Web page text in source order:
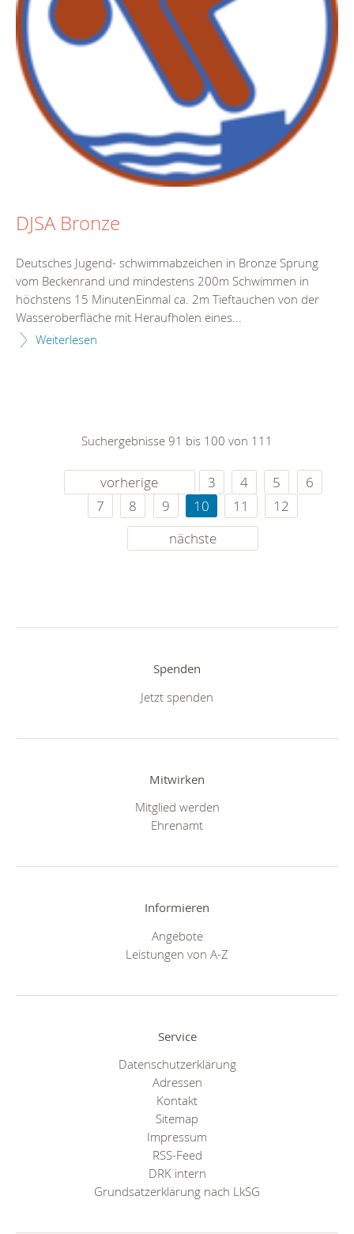
DJSA Bronze
Deutsches Jugend- schwimmabzeichen in Bronze Sprung
vom Beckenrand und mindestens 200m Schwimmen in
höchstens 15 MinutenEinmal ca. 2m Tieftauchen von der
Wasseroberfläche mit Heraufholen eines...
Weiterlesen
Suchergebnisse 91 bis 100 von 111
vorherige 3 4 5
6
7
8 9 10 11
12
nächste
Spenden
Jetzt spenden
Mitwirken
Mitglied werden
Ehrenamt
Informieren
Angebote
Leistungen von A-Z
Service
Datenschutzerklärung
Adressen
Kontakt
Sitemap
Impressum
RSS-Feed
DRK intern
Grundsatzerklärung nach LkSG